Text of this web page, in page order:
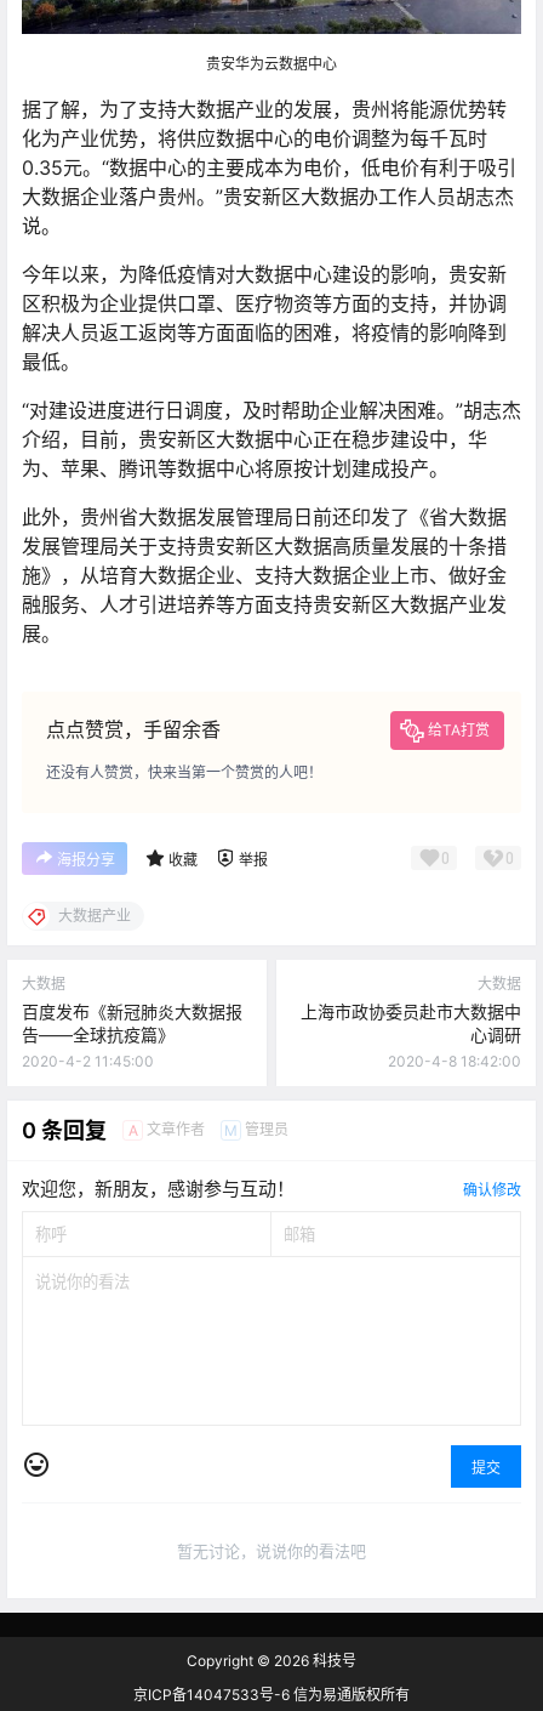
贵安华为云数据中心
据了解，为了支持大数据产业的发展，贵州将能源优势转
化为产业优势，将供应数据中心的电价调整为每千瓦时
0.35元。“数据中心的主要成本为电价，低电价有利于吸引
大数据企业落户贵州。”贵安新区大数据办工作人员胡志杰
说。
今年以来，为降低疫情对大数据中心建设的影响，贵安新
区积极为企业提供口罩、医疗物资等方面的支持，并协调
解决人员返工返岗等方面面临的困难，将疫情的影响降到
最低。
“对建设进度进行日调度，及时帮助企业解决困难。”胡志杰
介绍，目前，贵安新区大数据中心正在稳步建设中，华
为、苹果、腾讯等数据中心将原按计划建成投产。
此外，贵州省大数据发展管理局日前还印发了《省大数据
发展管理局关于支持贵安新区大数据高质量发展的十条措
施》，从培育大数据企业、支持大数据企业上市、做好金
融服务、人才引进培养等方面支持贵安新区大数据产业发
展。
点点赞赏，手留余香 给TA打赏
还没有人赞赏，快来当第一个赞赏的人吧！
海报分享 收藏 举报 0 0
大数据产业
大数据
百度发布《新冠肺炎大数据报
告——全球抗疫篇》
2020-4-2 11:45:00
大数据
上海市政协委员赴市大数据中
心调研
2020-4-8 18:42:00
0 条回复 A 文章作者 M 管理员
欢迎您，新朋友，感谢参与互动！ 确认修改
提交
暂无讨论，说说你的看法吧
Copyright © 2026 科技号
京ICP备14047533号-6 信为易通版权所有